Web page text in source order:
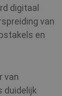
digitaal
van
en
van
duidelijk